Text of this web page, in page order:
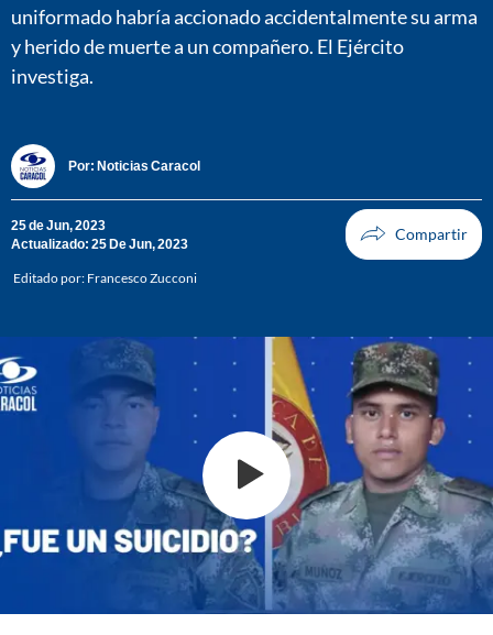
uniformado habría accionado accidentalmente su arma
y herido de muerte a un compañero. El Ejército
investiga.
Por: Noticias Caracol
25 de Jun, 2023
Actualizado: 25 De Jun, 2023
Editado por: Francesco Zucconi